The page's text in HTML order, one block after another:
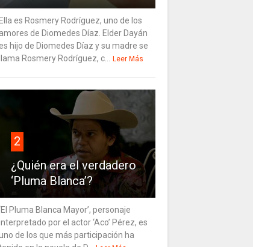
Ella es Rosmery Rodríguez, uno de los
amores de Diomedes Díaz. Elder Dayán
es hijo de Diomedes Díaz y su madre se
llama Rosmery Rodríguez, c... Leer Más
2
¿Quién era el verdadero
‘Pluma Blanca’?
Pluma Blanca Mayor’, personaje
por el actor ‘Aco’ Pérez, es
de los que más participación ha